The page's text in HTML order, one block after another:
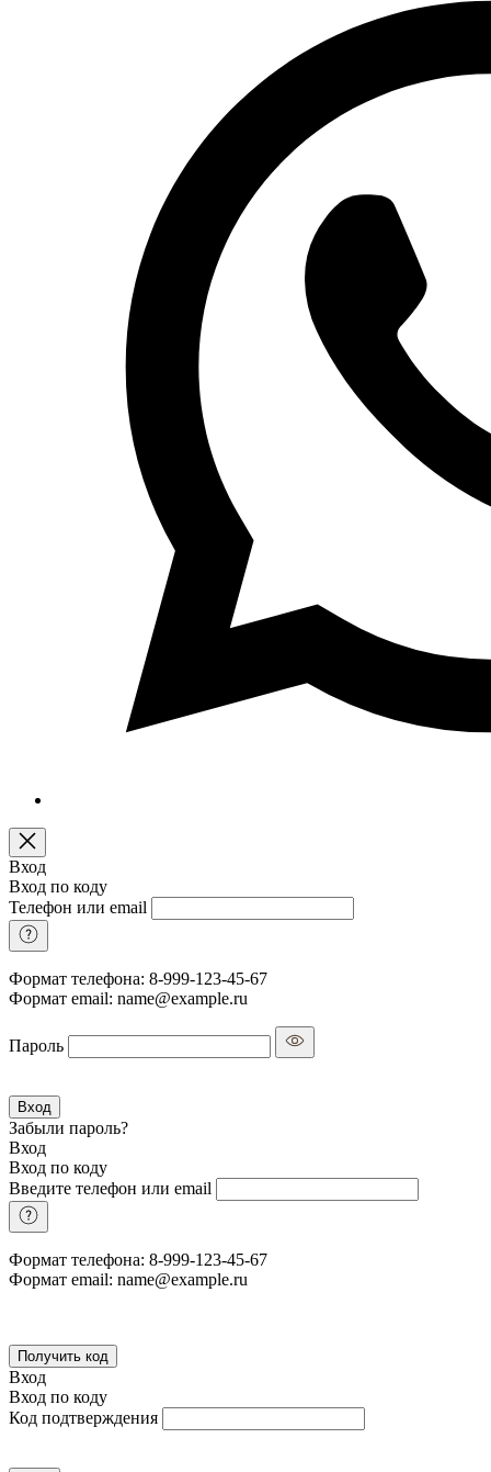
Вход
Вход по коду
Телефон или email
Формат телефона: 8-999-123-45-67
Формат email: name@example.ru
Пароль
Вход
Забыли пароль?
Вход
Вход по коду
Введите телефон или email
Формат телефона: 8-999-123-45-67
Формат email: name@example.ru
Получить код
Вход
Вход по коду
Код подтверждения